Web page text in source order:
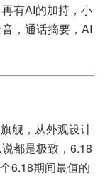
有AI的加持，小
，通话摘要，AI
舰，从外观设计
都是极致，6.18
6.18期间最值的